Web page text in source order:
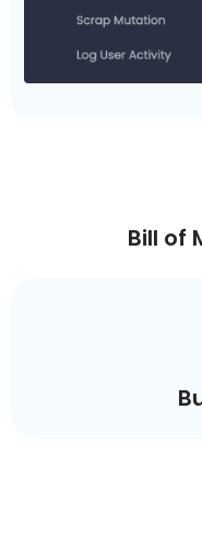
Bill of